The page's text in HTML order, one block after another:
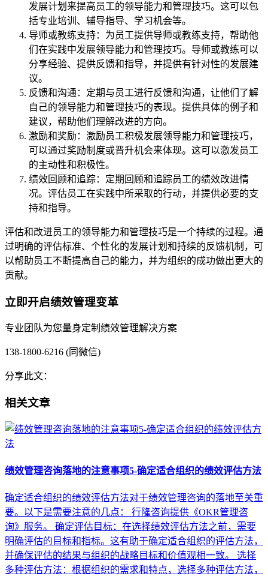
发展计划来提高员工的领导能力和管理技巧。这可以包
括专业培训、辅导指导、学习机会等。
导师或教练支持：为员工提供导师或教练支持，帮助他
们在实践中发展领导能力和管理技巧。导师或教练可以
分享经验、提供反馈和指导，并提供有针对性的发展建
议。
反馈和沟通：定期与员工进行反馈和沟通，让他们了解
自己的领导能力和管理技巧的表现。提供具体的例子和
建议，帮助他们理解改进的方向。
激励和奖励：激励员工积极发展领导能力和管理技巧，
可以通过奖励制度或晋升机会来体现。这可以激发员工
的主动性和积极性。
绩效回顾和追踪：定期回顾和追踪员工的绩效改进情
况。评估员工在实践中所采取的行动，并提供必要的支
持和指导。
评估和改进员工的领导能力和管理技巧是一个持续的过程。通
过明确的评估标准、个性化的发展计划和持续的反馈机制，可
以帮助员工不断提高自己的能力，并为组织的成功做出更大的
贡献。
立即开启绩效管理变革
专业团队为您量身定制绩效管理解决方案
138-1800-6216 (同微信)
分享此文：
相关文章
绩效管理咨询落地的注意事项5-确定适合组织的绩效评估方法
确定适合组织的绩效评估方法对于绩效管理咨询的落地至关重
要。以下是需要注意的几点： 行隆咨询提供《OKR管理咨
询》服务。 确定评估目标：在选择绩效评估方法之前，需要
明确评估的目标和指标。这有助于确定适合组织的评估方法，
并确保评估的结果与组织的战略目标和价值观相一致。 选择
多种评估方法：根据组织的需求和特点，选择多种评估方法，